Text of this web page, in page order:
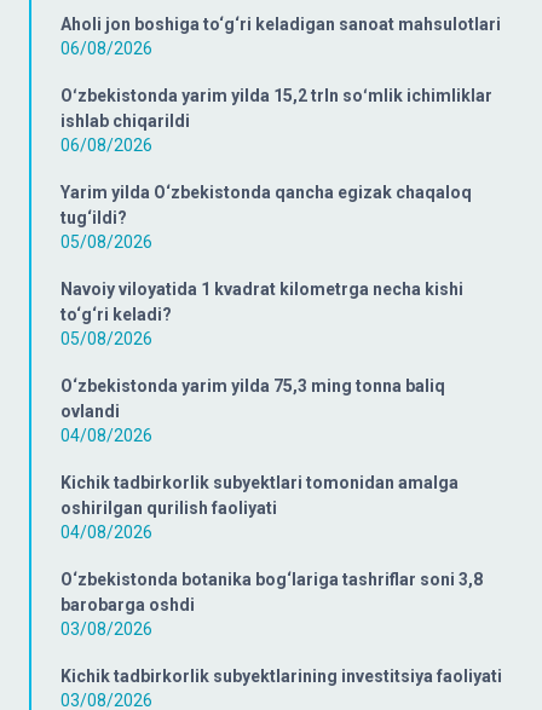
Aholi jon boshiga to‘g‘ri keladigan sanoat mahsulotlari
06/08/2026
Oʻzbekistonda yarim yilda 15,2 trln soʻmlik ichimliklar
ishlab chiqarildi
06/08/2026
Yarim yilda O‘zbekistonda qancha egizak chaqaloq
tug‘ildi?
05/08/2026
Navoiy viloyatida 1 kvadrat kilometrga necha kishi
to‘g‘ri keladi?
05/08/2026
O‘zbekistonda yarim yilda 75,3 ming tonna baliq
ovlandi
04/08/2026
Kichik tadbirkorlik subyektlari tomonidan amalga
oshirilgan qurilish faoliyati
04/08/2026
O‘zbekistonda botanika bog‘lariga tashriflar soni 3,8
barobarga oshdi
03/08/2026
Kichik tadbirkorlik subyektlarining investitsiya faoliyati
03/08/2026